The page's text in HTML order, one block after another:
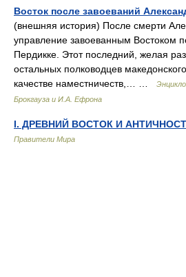
Восток после завоеваний
(внешняя история) После смерти
управление завоеванным Востоком
Пердикке. Этот последний, желая
остальных полководцев
качестве наместничеств,… …
Брокгауза и И.А. Ефрона
I. ДРЕВНИЙ ВОСТОК И
Правители Мира